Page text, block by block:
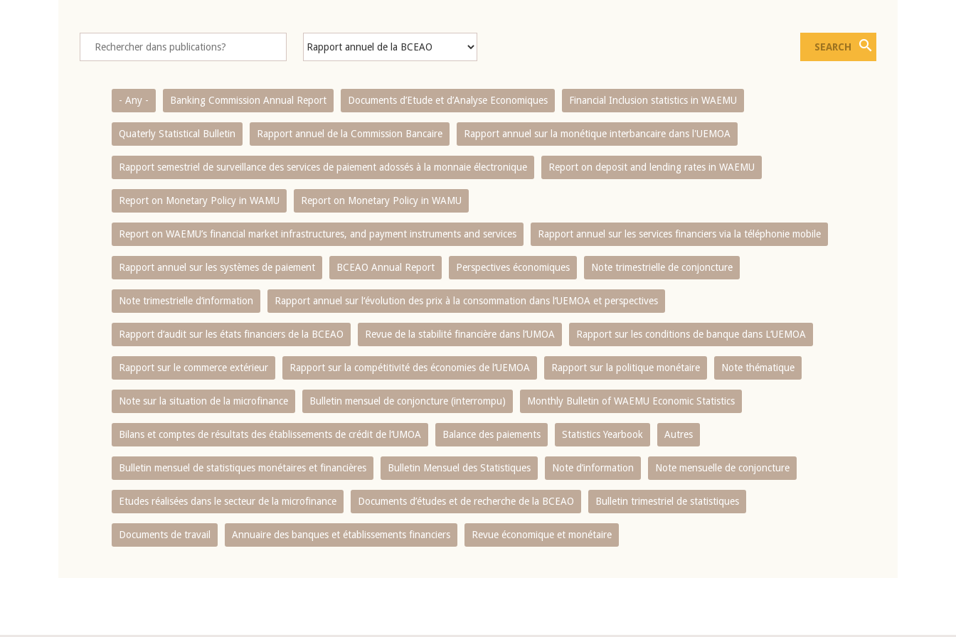
- Any - Banking Commission Annual Report Documents d’Etude et d’Analyse Economiques Financial Inclusion statistics in WAEMU
Quaterly Statistical Bulletin Rapport annuel de la Commission Bancaire Rapport annuel sur la monétique interbancaire dans l'UEMOA
Rapport semestriel de surveillance des services de paiement adossés à la monnaie électronique Report on deposit and lending rates in WAEMU
Report on Monetary Policy in WAMU Report on Monetary Policy in WAMU
Report on WAEMU’s financial market infrastructures, and payment instruments and services Rapport annuel sur les services financiers via la téléphonie mobile
Rapport annuel sur les systèmes de paiement BCEAO Annual Report Perspectives économiques Note trimestrielle de conjoncture
Note trimestrielle d‘information Rapport annuel sur l‘évolution des prix à la consommation dans l‘UEMOA et perspectives
Rapport d‘audit sur les états financiers de la BCEAO Revue de la stabilité financière dans l‘UMOA Rapport sur les conditions de banque dans L‘UEMOA
Rapport sur le commerce extérieur Rapport sur la compétitivité des économies de l‘UEMOA Rapport sur la politique monétaire Note thématique
Note sur la situation de la microfinance Bulletin mensuel de conjoncture (interrompu) Monthly Bulletin of WAEMU Economic Statistics
Bilans et comptes de résultats des établissements de crédit de l‘UMOA Balance des paiements Statistics Yearbook Autres
Bulletin mensuel de statistiques monétaires et financières Bulletin Mensuel des Statistiques Note d’information Note mensuelle de conjoncture
Etudes réalisées dans le secteur de la microfinance Documents d’études et de recherche de la BCEAO Bulletin trimestriel de statistiques
Documents de travail Annuaire des banques et établissements financiers Revue économique et monétaire